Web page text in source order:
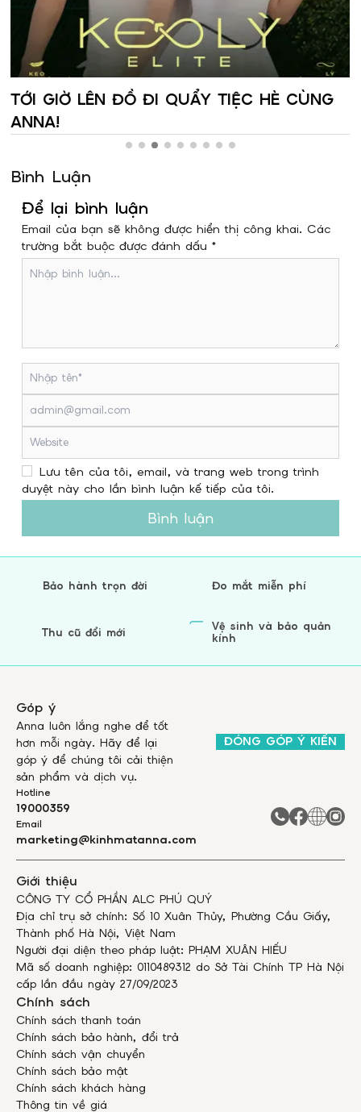
TỚI GIỜ LÊN ĐỒ ĐI QUẨY TIỆC HÈ CÙNG
ANNA!
Bình Luận
Để lại bình luận
Email của bạn sẽ không được hiển thị công khai. Các
trường bắt buộc được đánh dấu *
Lưu tên của tôi, email, và trang web trong trình
duyệt này cho lần bình luận kế tiếp của tôi.
Bình luận
Bảo hành trọn đời Đo mắt miễn phí
Thu cũ đổi mới
Vệ sinh và bảo quản
kính
Góp ý
Anna luôn lắng nghe để tốt
hơn mỗi ngày. Hãy để lại
góp ý để chúng tôi cải thiện
sản phẩm và dịch vụ.
ĐÓNG GÓP Ý KIẾN
Hotline
19000359
Email
marketing@kinhmatanna.com
Giới thiệu
CÔNG TY CỔ PHẦN ALC PHÚ QUÝ
Địa chỉ trụ sở chính: Số 10 Xuân Thủy, Phường Cầu Giấy,
Thành phố Hà Nội, Việt Nam
Người đại diện theo pháp luật: PHẠM XUÂN HIẾU
Mã số doanh nghiệp: 0110489312 do Sở Tài Chính TP Hà Nội
cấp lần đầu ngày 27/09/2023
Chính sách
Chính sách thanh toán
Chính sách bảo hành, đổi trả
Chính sách vận chuyển
Chính sách bảo mật
Chính sách khách hàng
Thông tin về giá